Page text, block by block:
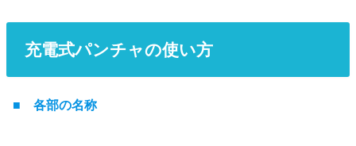
充電式パンチャの使い方
■ 各部の名称